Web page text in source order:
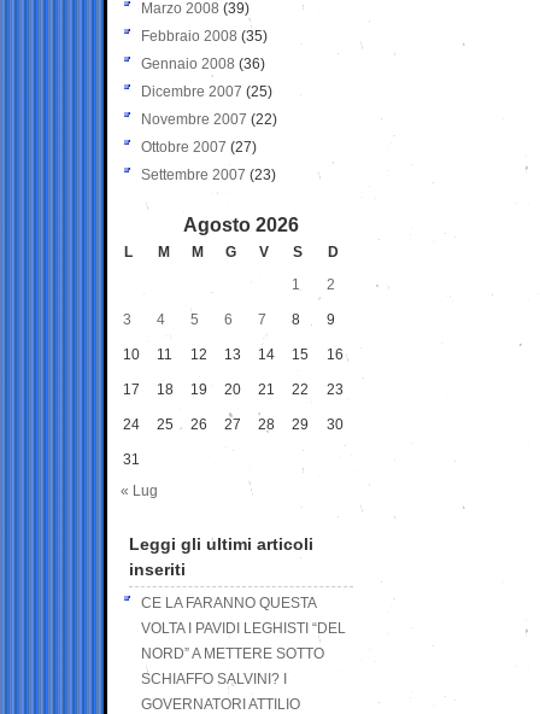
Marzo 2008 (39)
Febbraio 2008 (35)
Gennaio 2008 (36)
Dicembre 2007 (25)
Novembre 2007 (22)
Ottobre 2007 (27)
Settembre 2007 (23)
Agosto 2026
L M M G V S
D
1
2
3 4 5 6 7 8 9
10 11 12 13 14 15 16
17 18 19 20 21 22 23
24 25 26 27 28 29 30
31
« Lug
Leggi gli ultimi articoli
inseriti
CE LA FARANNO QUESTA
VOLTA I PAVIDI LEGHISTI “DEL
NORD” A METTERE SOTTO
SCHIAFFO SALVINI? I
GOVERNATORI ATTILIO